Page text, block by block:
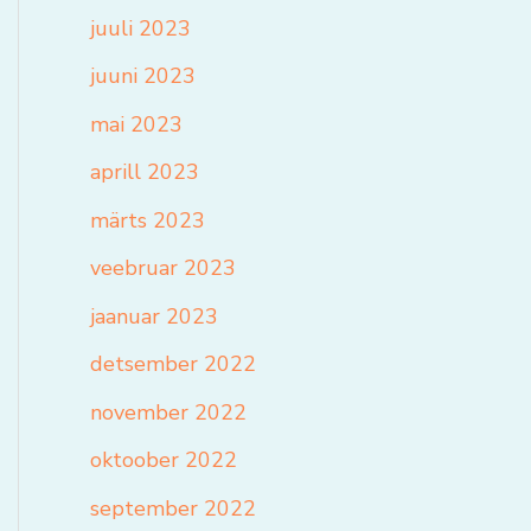
juuli 2023
juuni 2023
mai 2023
aprill 2023
märts 2023
veebruar 2023
jaanuar 2023
detsember 2022
november 2022
oktoober 2022
september 2022